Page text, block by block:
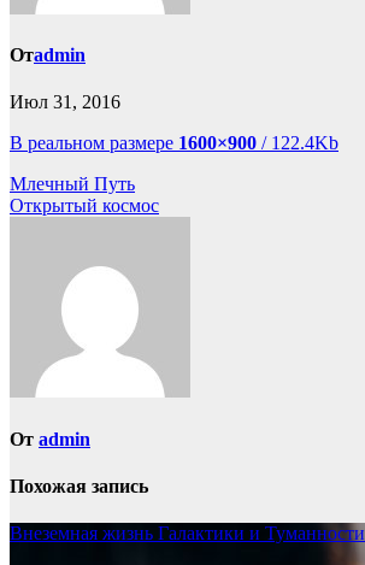
Отadmin
Июл 31, 2016
В реальном размере 1600×900 / 122.4Kb
Навигация
по
Млечный Путь
Открытый космос
От admin
Похожая запись
Внеземная жизнь Галактики и Туманности